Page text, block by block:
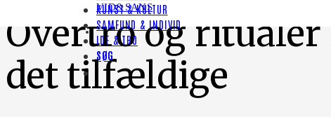
VID&SANS
KUNST & KULTUR
SAMFUND & INDIVID
IDE & TRO
SØG
Overtro og
det tilfældige